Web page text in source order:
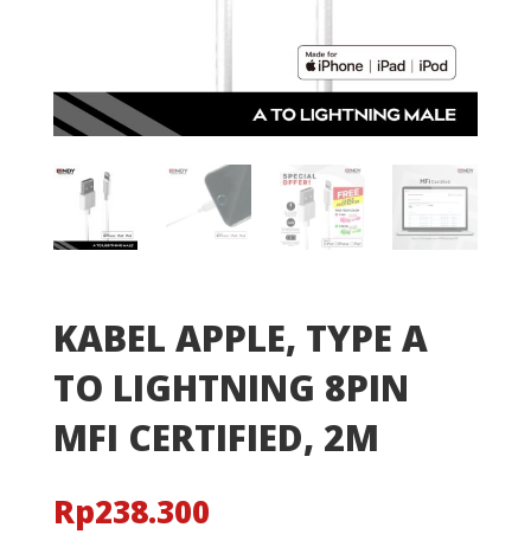
KABEL APPLE, TYPE A
TO LIGHTNING 8PIN
MFI CERTIFIED, 2M
Rp238.300